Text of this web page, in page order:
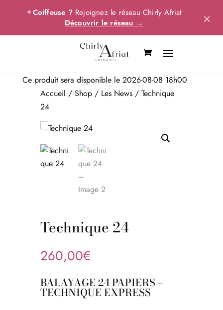
✦Coiffeuse ?Rejoignez le réseau Chirly Afriat
Découvrir le réseau →
×
Ce produit sera disponible le 2026-08-08 18h00
Accueil / Shop/ Les News/ Technique
24
Technique 24
260,00€
BALAYAGE 24 PAPIERS –
TECHNIQUE EXPRESS